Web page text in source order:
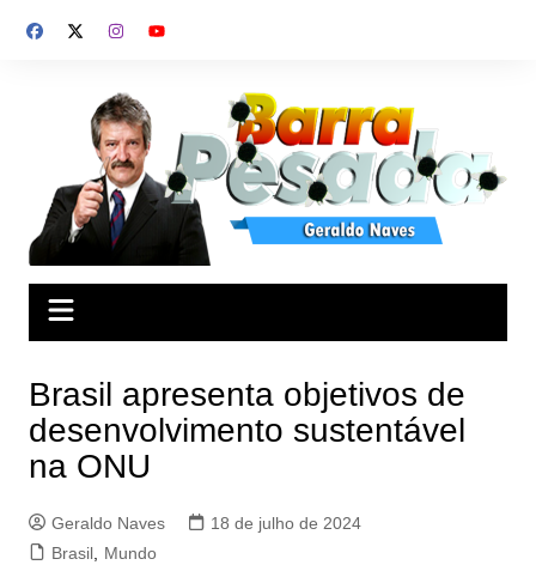
para
Brasil apresenta objetivos de
desenvolvimento sustentável
na ONU
Geraldo Naves
18 de julho de 2024
Brasil, Mundo